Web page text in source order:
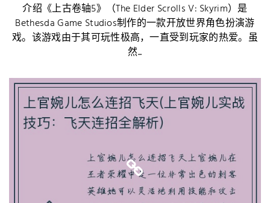
介绍《上古卷轴5》（The Elder Scrolls V: Skyrim）是
Bethesda Game Studios制作的一款开放世界角色扮演游
戏。该游戏由于其可玩性极高，一直受到玩家的热爱。虽
然...